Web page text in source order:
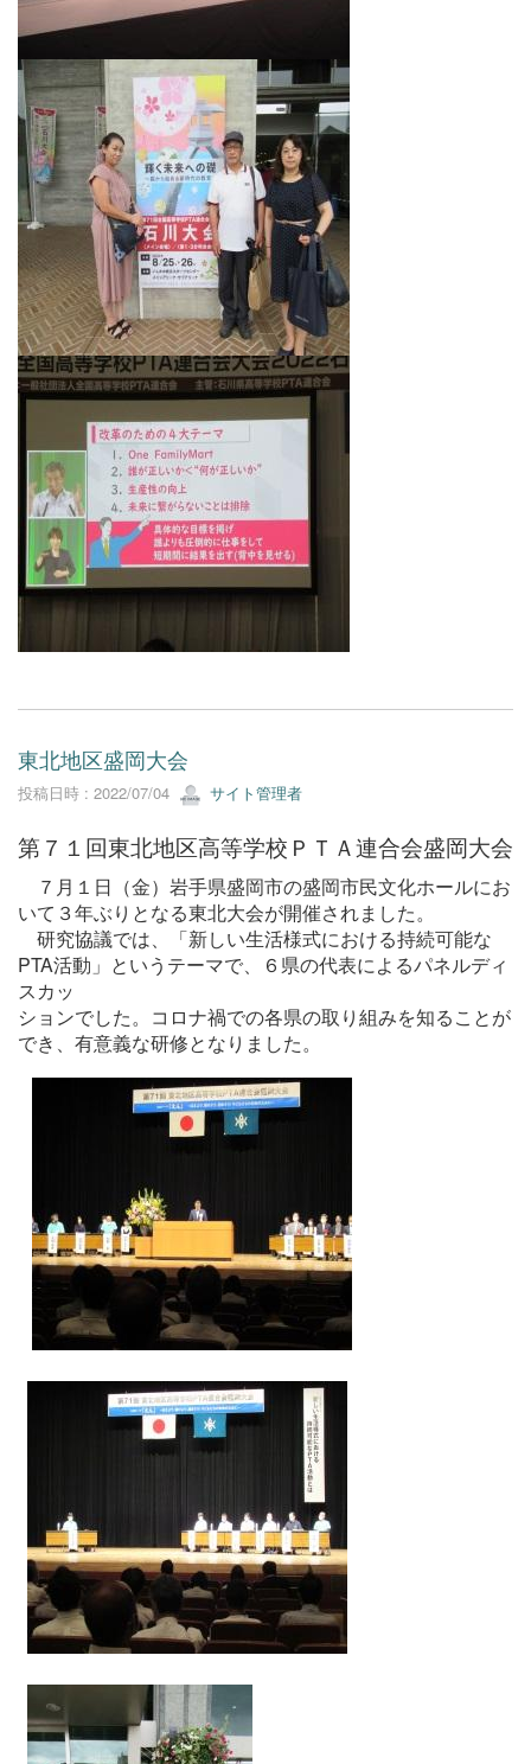
東北地区盛岡大会
投稿日時 : 2022/07/04 サイト管理者
第７１回東北地区高等学校ＰＴＡ連合会盛岡大会
７月１日（金）岩手県盛岡市の盛岡市民文化ホールにお
いて３年ぶりとなる東北大会が開催されました。
研究協議では、「新しい生活様式における持続可能な
PTA活動」というテーマで、６県の代表によるパネルディ
スカッ
ションでした。コロナ禍での各県の取り組みを知ることが
でき、有意義な研修となりました。